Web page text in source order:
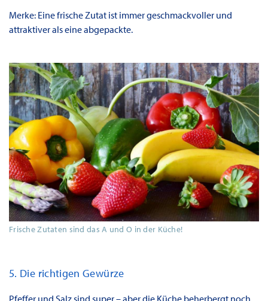
Merke: Eine frische Zutat ist immer geschmackvoller und
attraktiver als eine abgepackte.
Frische Zutaten sind das A und O in der Küche!
5. Die richtigen Gewürze